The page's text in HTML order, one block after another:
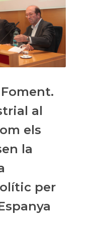
al
els
la
per